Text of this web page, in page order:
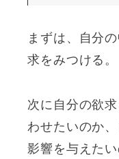
まずは、自分
求をみつける。
次に自分の欲
わせたいのか
影響を与えたい